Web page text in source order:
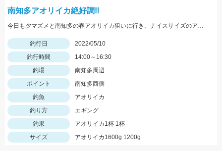
南知多アオリイカ絶好調‼️
今日も夕マズメと南知多の春アオリイカ狙いに行き、ナイスサイズのアオリイカに出会えました‼️
釣行日
2022/05/10
釣行時間
14:00～16:30
釣場
南知多周辺
ポイント
南知多西側
釣魚
アオリイカ
釣り方
エギング
釣果
アオリイカ1杯 1杯
サイズ
アオリイカ1600g 1200g